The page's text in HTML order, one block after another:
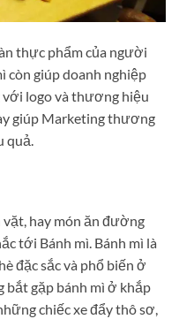
thực phẩm của người
còn giúp doanh nghiệp
với logo và thương hiệu
giúp Marketing thương
quả.
vặt, hay món ăn đường
tới Bánh mì. Bánh mì là
đặc sắc và phổ biến ở
bắt gặp bánh mì ở khắp
chiếc xe đẩy thô sơ,